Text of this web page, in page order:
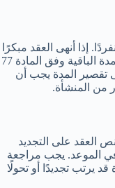
إذا أنهى العقد مبكرًا
دون سبب مشروع، قد يستحق العامل أجر المدة الباقية وفق المادة 77
تقصير المدة يجب أن
من المنشأة.
العقد على التجديد
الموعد. يجب مراجعة
يرتب تجديدًا أو تحولًا